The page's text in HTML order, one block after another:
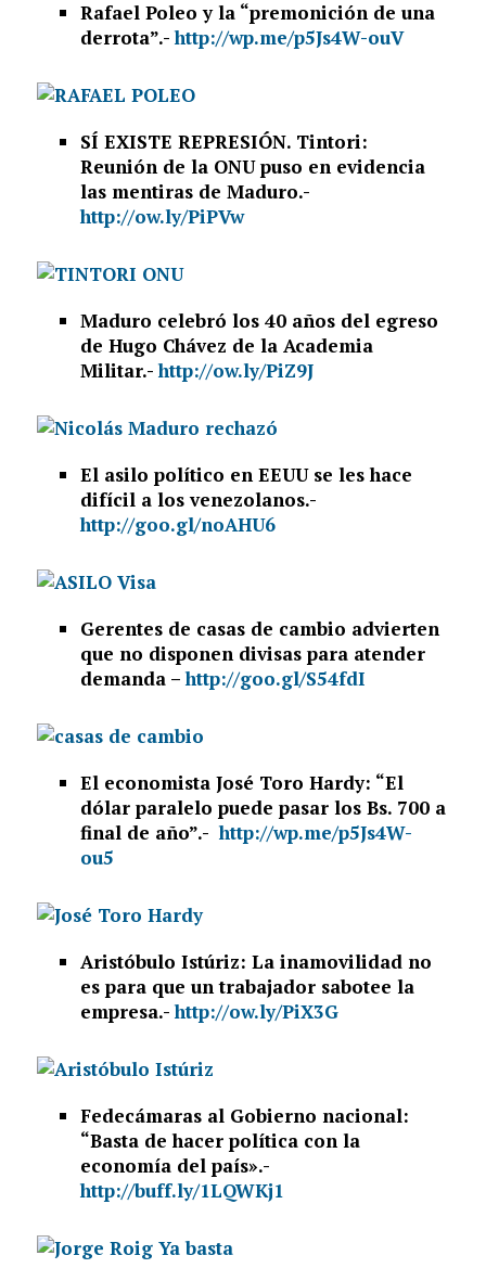
Rafael Poleo y la “premonición de una
derrota”.-http://wp.me/p5Js4W-ouV
SÍ EXISTE REPRESIÓN. Tintori:
Reunión de la ONU puso en evidencia
las mentiras de Maduro.-
http://ow.ly/PiPVw
Maduro celebró los 40 años del egreso
de Hugo Chávez de la Academia
Militar.-http://ow.ly/PiZ9J
El asilo político en EEUU se les hace
difícil a los venezolanos.-
http://goo.gl/noAHU6
Gerentes de casas de cambio advierten
que no disponen divisas para atender
demanda –http://goo.gl/S54fdI
El economista José Toro Hardy: “El
dólar paralelo puede pasar los Bs. 700 a
final de año”.-http://wp.me/p5Js4W-
ou5
Aristóbulo Istúriz: La inamovilidad no
es para que un trabajador sabotee la
empresa.-http://ow.ly/PiX3G
Fedecámaras al Gobierno nacional:
“Basta de hacer política con la
economía del país».-
http://buff.ly/1LQWKj1